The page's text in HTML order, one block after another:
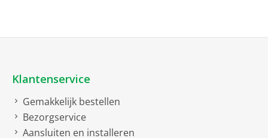
Klantenservice
Gemakkelijk bestellen
Bezorgservice
Aansluiten en installeren